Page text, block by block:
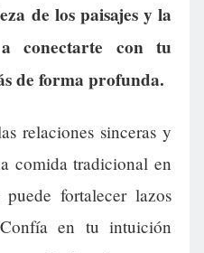
de los paisajes y la
conectarte con tu
de forma profunda.
relaciones sinceras y
comida tradicional en
fortalecer lazos
Confía en tu intuición